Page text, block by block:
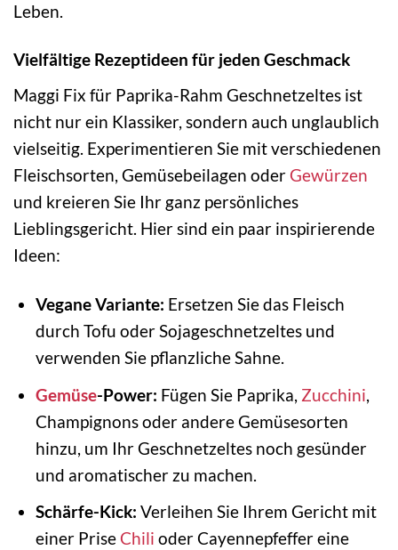
Leben.
Vielfältige Rezeptideen für jeden Geschmack
Maggi Fix für Paprika-Rahm Geschnetzeltes ist
nicht nur ein Klassiker, sondern auch unglaublich
vielseitig. Experimentieren Sie mit verschiedenen
Fleischsorten, Gemüsebeilagen oder Gewürzen
und kreieren Sie Ihr ganz persönliches
Lieblingsgericht. Hier sind ein paar inspirierende
Ideen:
Vegane Variante: Ersetzen Sie das Fleisch
durch Tofu oder Sojageschnetzeltes und
verwenden Sie pflanzliche Sahne.
Gemüse-Power: Fügen Sie Paprika, Zucchini
Champignons oder andere Gemüsesorten
hinzu, um Ihr Geschnetzeltes noch gesünder
und aromatischer zu machen.
Schärfe-Kick: Verleihen Sie Ihrem Gericht mit
einer Prise Chili oder Cayennepfeffer eine